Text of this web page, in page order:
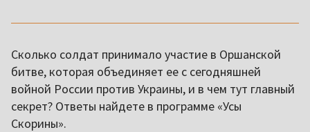
Сколько солдат принимало участие в Оршанской
битве, которая объединяет ее с сегодняшней
войной России против Украины, и в чем тут главный
секрет? Ответы найдете в программе «Усы
Скорины».